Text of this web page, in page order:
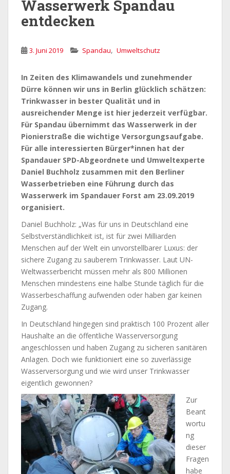
Wasserwerk Spandau
entdecken
3. Juni 2019 Spandau, Umweltschutz
In Zeiten des Klimawandels und zunehmender
Dürre können wir uns in Berlin glücklich schätzen:
Trinkwasser in bester Qualität und in
ausreichender Menge ist hier jederzeit verfügbar.
Für Spandau übernimmt das Wasserwerk in der
Pionierstraße die wichtige Versorgungsaufgabe.
Für alle interessierten Bürger*innen hat der
Spandauer SPD-Abgeordnete und Umweltexperte
Daniel Buchholz zusammen mit den Berliner
Wasserbetrieben eine Führung durch das
Wasserwerk im Spandauer Forst am 23.09.2019
organisiert.
Daniel Buchholz: „Was für uns in Deutschland eine
Selbstverständlichkeit ist, ist für zwei Milliarden
Menschen auf der Welt ein unvorstellbarer Luxus: der
sichere Zugang zu sauberem Trinkwasser. Laut UN-
Weltwasserbericht müssen mehr als 800 Millionen
Menschen mindestens eine halbe Stunde täglich für die
Wasserbeschaffung aufwenden oder haben gar keinen
Zugang.
In Deutschland hingegen sind praktisch 100 Prozent aller
Haushalte an die öffentliche Wasserversorgung
angeschlossen und haben Zugang zu sicheren sanitären
Anlagen. Doch wie funktioniert eine so zuverlässige
Wasserversorgung und wie wird unser Trinkwasser
eigentlich gewonnen?
Zur
Beant
wortu
ng
dieser
Fragen
habe